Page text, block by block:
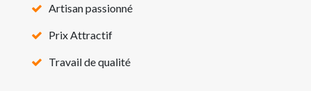
Artisan passionné
Prix Attractif
Travail de qualité